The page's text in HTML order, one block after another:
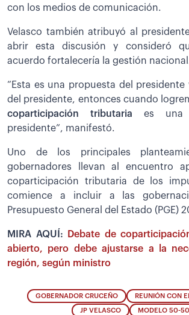
con los medios de comunicación.
Velasco también atribuyó al
abrir esta discusión y consideró
acuerdo fortalecería la gestión
“Esta es una propuesta del
del presidente, entonces cuando
coparticipación tributaria es una
presidente”, manifestó.
Uno de los principales
gobernadores llevan al encuentro
coparticipación tributaria de los
comience a incluir a las
Presupuesto General del Estado (PGE)
MIRA AQUÍ:
Debate de
abierto, pero debe ajustarse a la
región, según ministro
GOBERNADOR CRUCEÑO REUNIÓN CON
JP VELASCO MODELO 50-50